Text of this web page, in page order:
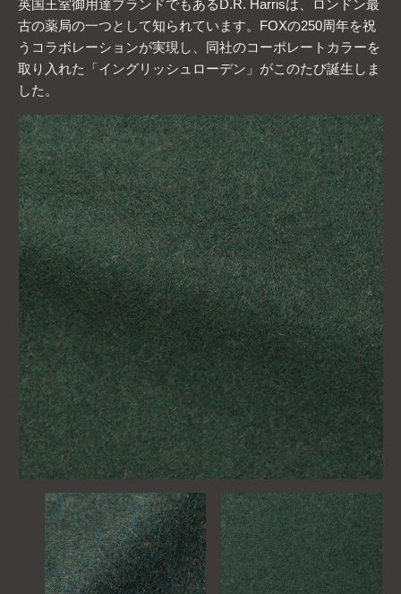
英国王室御用達ブランドでもあるD.R. Harrisは、ロンドン最
古の薬局の一つとして知られています。FOXの250周年を祝
うコラボレーションが実現し、同社のコーポレートカラーを
取り入れた「イングリッシュローデン」がこのたび誕生しま
した。